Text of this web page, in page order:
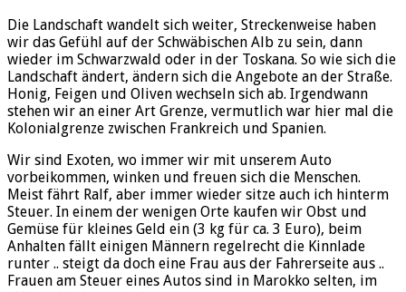
Die Landschaft wandelt sich weiter, Streckenweise haben
wir das Gefühl auf der Schwäbischen Alb zu sein, dann
wieder im Schwarzwald oder in der Toskana. So wie sich die
Landschaft ändert, ändern sich die Angebote an der Straße.
Honig, Feigen und Oliven wechseln sich ab. Irgendwann
stehen wir an einer Art Grenze, vermutlich war hier mal die
Kolonialgrenze zwischen Frankreich und Spanien.
Wir sind Exoten, wo immer wir mit unserem Auto
vorbeikommen, winken und freuen sich die Menschen.
Meist fährt Ralf, aber immer wieder sitze auch ich hinterm
Steuer. In einem der wenigen Orte kaufen wir Obst und
Gemüse für kleines Geld ein (3 kg für ca. 3 Euro), beim
Anhalten fällt einigen Männern regelrecht die Kinnlade
runter .. steigt da doch eine Frau aus der Fahrerseite aus ..
Frauen am Steuer eines Autos sind in Marokko selten, im